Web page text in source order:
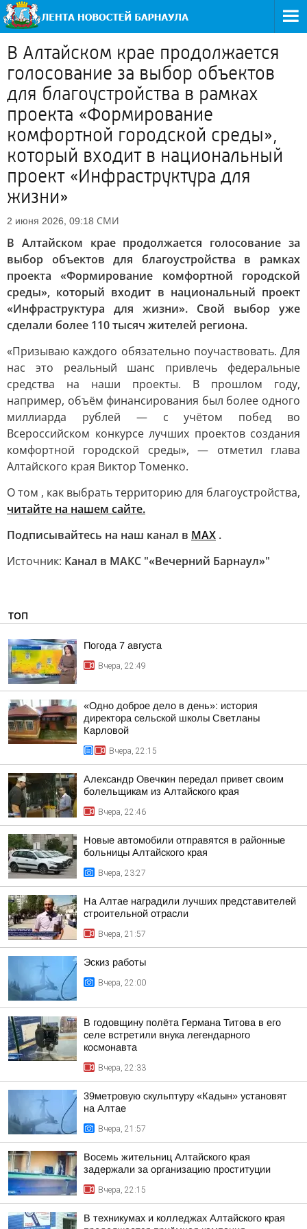
В Алтайском крае продолжается
голосование за выбор объектов
для благоустройства в рамках
проекта «Формирование
комфортной городской среды»,
который входит в национальный
проект «Инфраструктура для
жизни»
2 июня 2026, 09:18 СМИ
В Алтайском крае продолжается голосование за
выбор объектов для благоустройства в рамках
проекта «Формирование комфортной городской
среды», который входит в национальный проект
«Инфраструктура для жизни». Свой выбор уже
сделали более 110 тысяч жителей региона.
«Призываю каждого обязательно поучаствовать. Для
нас это реальный шанс привлечь федеральные
средства на наши проекты. В прошлом году,
например, объём финансирования был более одного
миллиарда рублей — с учётом побед во
Всероссийском конкурсе лучших проектов создания
комфортной городской среды», — отметил глава
Алтайского края Виктор Томенко.
О том , как выбрать территорию для благоустройства,
читайте на нашем сайте.
Подписывайтесь на наш канал в МАХ .
Источник: Канал в МАКС "«Вечерний Барнаул»"
ТОП
Погода 7 августа
Вчера, 22:49
«Одно доброе дело в день»: история
директора сельской школы Светланы
Карловой
Вчера, 22:15
Александр Овечкин передал привет своим
болельщикам из Алтайского края
Вчера, 22:46
Новые автомобили отправятся в районные
больницы Алтайского края
Вчера, 23:27
На Алтае наградили лучших представителей
строительной отрасли
Вчера, 21:57
Эскиз работы
Вчера, 22:00
В годовщину полёта Германа Титова в его
селе встретили внука легендарного
космонавта
Вчера, 22:33
39метровую скульптуру «Кадын» установят
на Алтае
Вчера, 21:57
Восемь жительниц Алтайского края
задержали за организацию проституции
Вчера, 22:15
В техникумах и колледжах Алтайского края